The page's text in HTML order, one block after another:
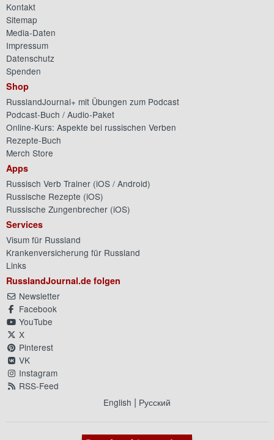
Kontakt
Sitemap
Media-Daten
Impressum
Datenschutz
Spenden
Shop
RusslandJournal+ mit Übungen zum Podcast
Podcast-Buch / Audio-Paket
Online-Kurs: Aspekte bei russischen Verben
Rezepte-Buch
Merch Store
Apps
Russisch Verb Trainer (iOS / Android)
Russische Rezepte (iOS)
Russische Zungenbrecher (iOS)
Services
Visum für Russland
Krankenversicherung für Russland
Links
RusslandJournal.de folgen
Newsletter
Facebook
YouTube
X
Pinterest
VK
Instagram
RSS-Feed
English | Русский